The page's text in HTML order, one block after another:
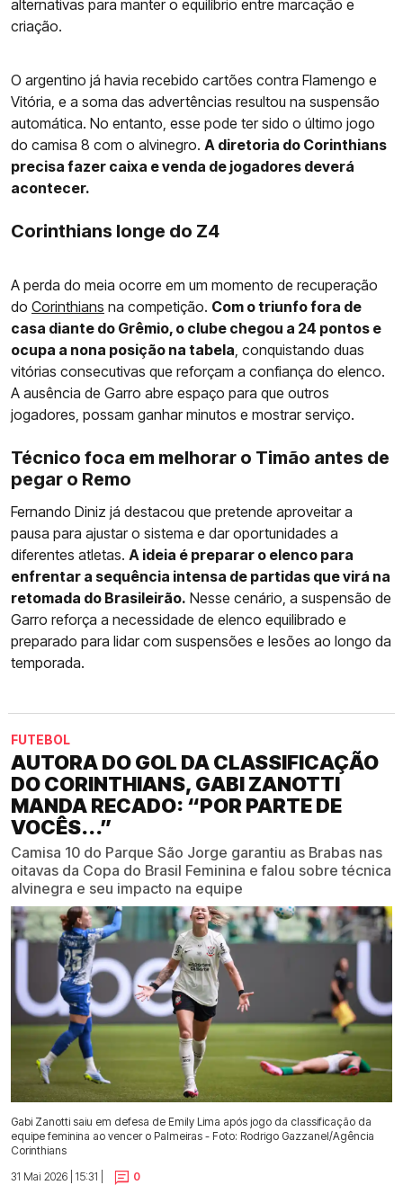
alternativas para manter o equilíbrio entre marcação e
criação.
O argentino já havia recebido cartões contra Flamengo e
Vitória, e a soma das advertências resultou na suspensão
automática. No entanto, esse pode ter sido o último jogo
do camisa 8 com o alvinegro. A diretoria do Corinthians
precisa fazer caixa e venda de jogadores deverá
acontecer.
Corinthians longe do Z4
A perda do meia ocorre em um momento de recuperação
do Corinthians na competição. Com o triunfo fora de
casa diante do Grêmio, o clube chegou a 24 pontos e
ocupa a nona posição na tabela , conquistando duas
vitórias consecutivas que reforçam a confiança do elenco.
A ausência de Garro abre espaço para que outros
jogadores, possam ganhar minutos e mostrar serviço.
Técnico foca em melhorar o Timão antes de
pegar o Remo
Fernando Diniz já destacou que pretende aproveitar a
pausa para ajustar o sistema e dar oportunidades a
diferentes atletas. A ideia é preparar o elenco para
enfrentar a sequência intensa de partidas que virá na
retomada do Brasileirão. Nesse cenário, a suspensão de
Garro reforça a necessidade de elenco equilibrado e
preparado para lidar com suspensões e lesões ao longo da
temporada.
FUTEBOL
AUTORA DO GOL DA CLASSIFICAÇÃO
DO CORINTHIANS, GABI ZANOTTI
MANDA RECADO: “POR PARTE DE
VOCÊS...”
Camisa 10 do Parque São Jorge garantiu as Brabas nas
oitavas da Copa do Brasil Feminina e falou sobre técnica
alvinegra e seu impacto na equipe
Gabi Zanotti saiu em defesa de Emily Lima após jogo da classificação da
equipe feminina ao vencer o Palmeiras - Foto: Rodrigo Gazzanel/Agência
Corinthians
31 Mai 2026 | 15:31 |
0